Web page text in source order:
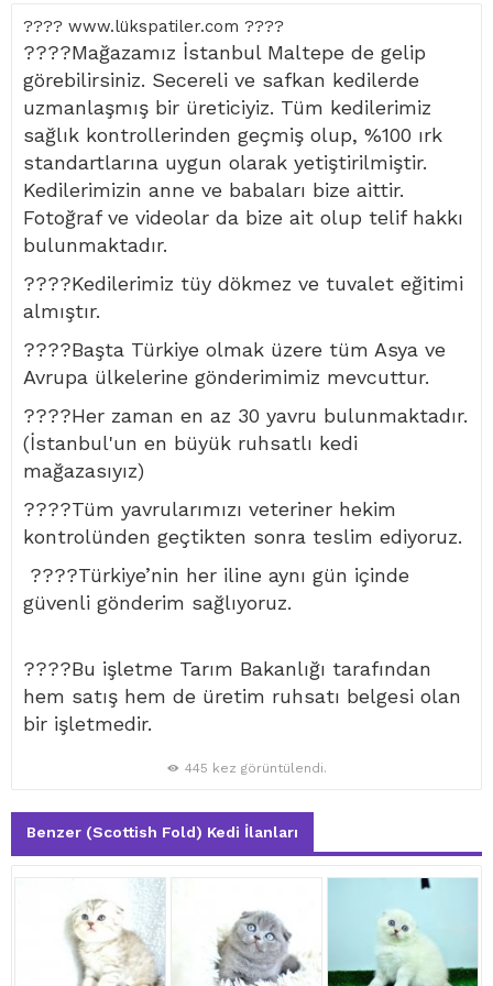
???? www.lükspatiler.com ????
????Mağazamız İstanbul Maltepe de gelip
görebilirsiniz. Secereli ve safkan kedilerde
uzmanlaşmış bir üreticiyiz. Tüm kedilerimiz
sağlık kontrollerinden geçmiş olup, %100 ırk
standartlarına uygun olarak yetiştirilmiştir.
Kedilerimizin anne ve babaları bize aittir.
Fotoğraf ve videolar da bize ait olup telif hakkı
bulunmaktadır.
????Kedilerimiz tüy dökmez ve tuvalet eğitimi
almıştır.
????Başta Türkiye olmak üzere tüm Asya ve
Avrupa ülkelerine gönderimimiz mevcuttur.
????Her zaman en az 30 yavru bulunmaktadır.
(İstanbul'un en büyük ruhsatlı kedi
mağazasıyız)
????Tüm yavrularımızı veteriner hekim
kontrolünden geçtikten sonra teslim ediyoruz.
????Türkiye’nin her iline aynı gün içinde
güvenli gönderim sağlıyoruz.
????Bu işletme Tarım Bakanlığı tarafından
hem satış hem de üretim ruhsatı belgesi olan
bir işletmedir.
445 kez görüntülendi.
Benzer (Scottish Fold) Kedi İlanları